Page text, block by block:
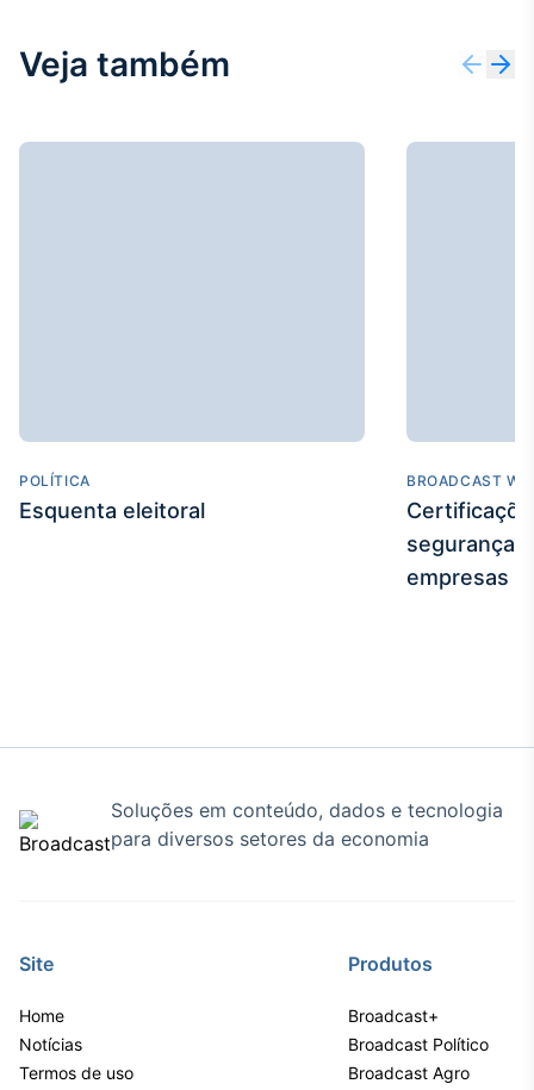
Veja também
POLÍTICA
Esquenta eleitoral
BROADCAST
segurança
empresas
Soluções em conteúdo, dados e tecnologia
para diversos setores da economia
Site
Home
Notícias
Termos de uso
Produtos
Broadcast+
Broadcast Político
Broadcast Agro